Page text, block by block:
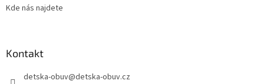
Kde nás najdete
Kontakt
detska-obuv@detska-obuv.cz